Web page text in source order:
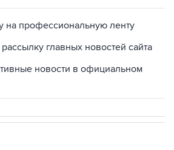
на профессиональную ленту
главных новостей сайта
новости в официальном